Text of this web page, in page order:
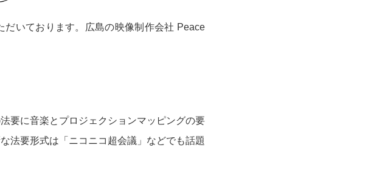
いております。広島の映像制作会社 Peace
要に音楽とプロジェクションマッピングの要
法要形式は「ニコニコ超会議」などでも話題